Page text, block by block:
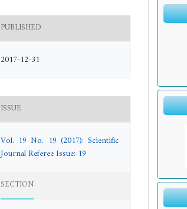
PUBLISHED
2017-12-31
ISSUE
Vol. 19 No. 19 (2017): Scientific
Journal Referee Issue: 19
SECTION